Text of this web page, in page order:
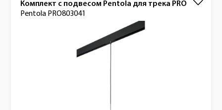
Комплект с подвесом Pentola для трека PRO
Pentola PRO803041